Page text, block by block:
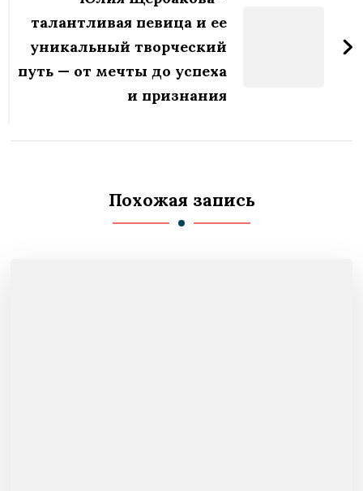
талантливая певица и ее
уникальный творческий
путь — от мечты до успеха
и признания
Похожая запись